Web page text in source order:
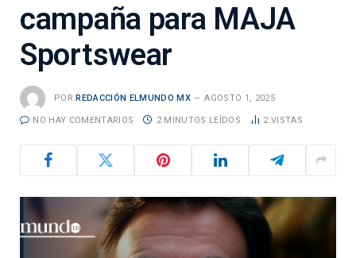
campaña para MAJA
Sportswear
POR REDACCIÓN ELMUNDO MX AGOSTO 1, 2025
NO HAY COMENTARIOS 2 MINUTOS LEÍDOS 2 VISTAS